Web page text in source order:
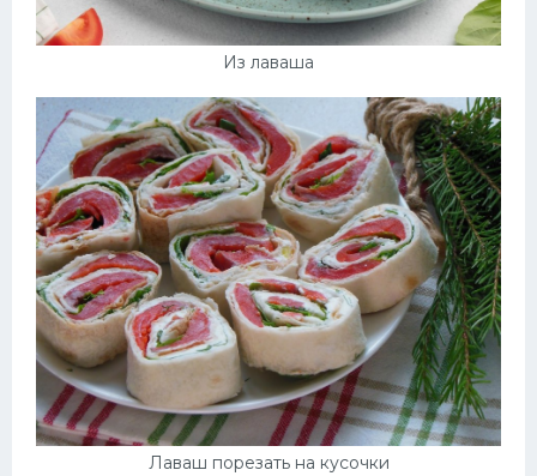
Из лаваша
Лаваш порезать на кусочки